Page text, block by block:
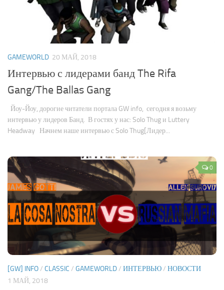
Активность
GAMEWORLD 20 МАЙ, 2018
Интервью с лидерами банд The Rifa
Gang/The Ballas Gang
Йоу-Йоу, дорогие читатели портала GW info, сегодня я возьму
интервью у лидеров Банд. В гостях у нас: Solo Thug и Luttery
Headway Начнем наше интервью с Solo Thug[Лидер...
0
[GW] INFO/ CLASSIC / GAMEWORLD/ ИНТЕРВЬЮ/ НОВОСТИ
1 МАЙ, 2018